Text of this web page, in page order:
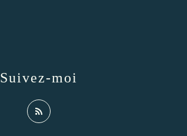
Suivez-moi